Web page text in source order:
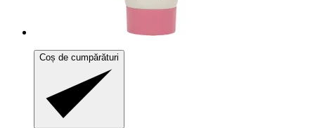
Coș de cumpărături